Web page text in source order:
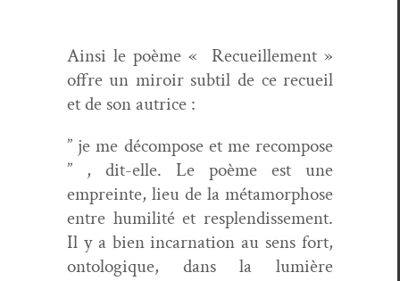
Ain­si le poème « Recueille­ment »
offre un miroir sub­til de ce recueil
et de son autrice :
” je me décom­pose et me recom­pose
” , dit-elle. Le poème est une
empreinte, lieu de la méta­mor­phose
entre humil­ité et resplendisse­ment.
Il y a bien incar­na­tion au sens fort,
ontologique, dans la lumière